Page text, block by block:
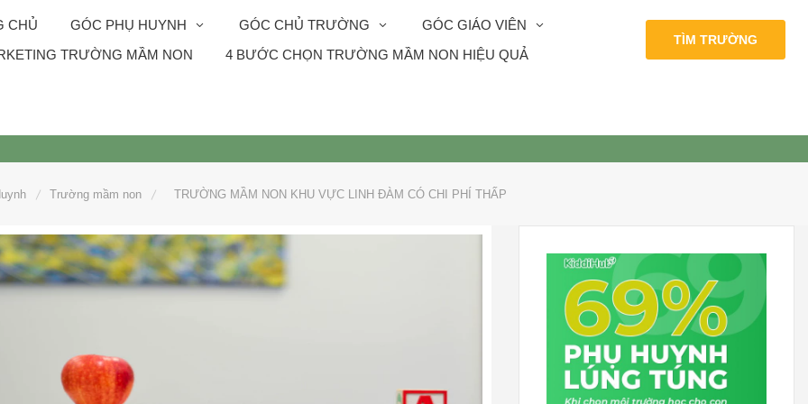
CHỦ GÓC PHỤ HUYNH GÓC CHỦ TRƯỜNG
GÓC GIÁO VIÊN
TRƯỜNG MẦM NON
4 BƯỚC CHỌN TRƯỜNG MẦM NON HIỆU QUẢ
TÌM TRƯỜNG
Trường mầm non TRƯỜNG MẦM NON KHU VỰC LINH ĐÀM CÓ CHI PHÍ THẤP